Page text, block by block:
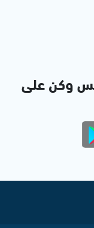
وكن على